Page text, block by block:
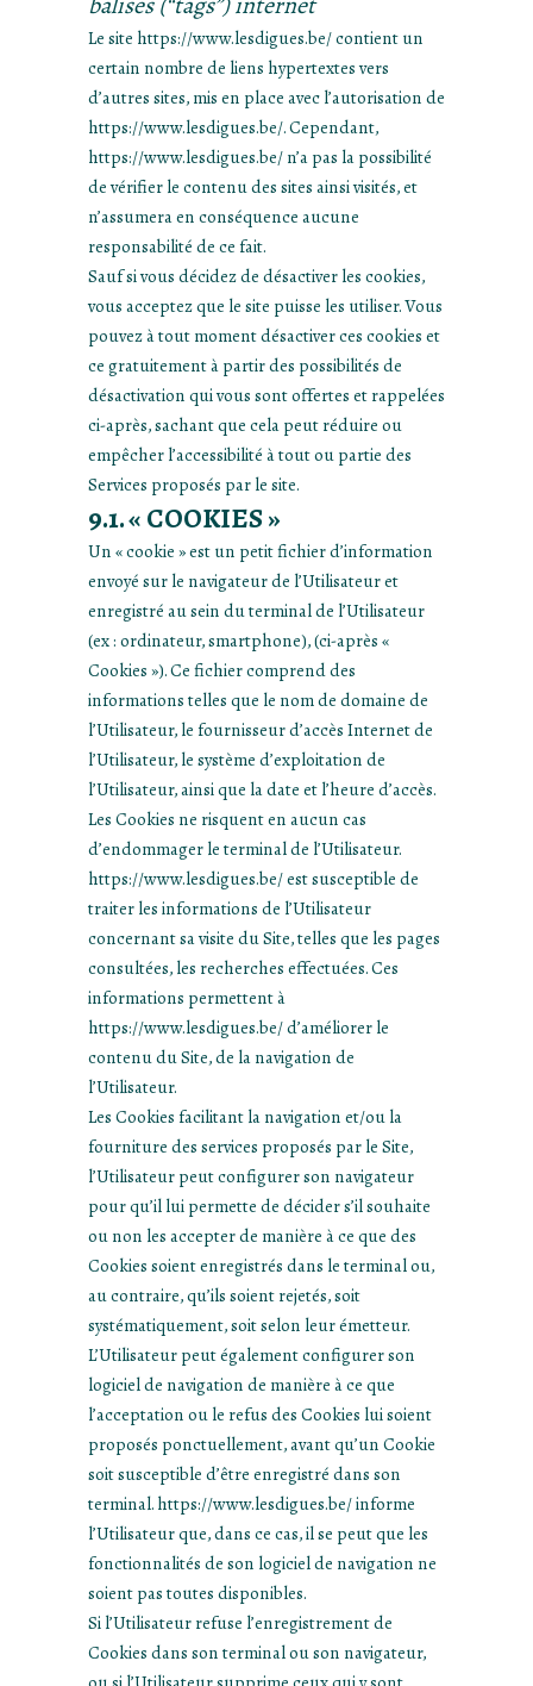
Le site https://www.lesdigues.be/ contient un
certain nombre de liens hypertextes vers
d’autres sites, mis en place avec l’autorisation de
https://www.lesdigues.be/. Cependant,
https://www.lesdigues.be/ n’a pas la possibilité
de vérifier le contenu des sites ainsi visités, et
n’assumera en conséquence aucune
responsabilité de ce fait.
Sauf si vous décidez de désactiver les cookies,
vous acceptez que le site puisse les utiliser. Vous
pouvez à tout moment désactiver ces cookies et
ce gratuitement à partir des possibilités de
désactivation qui vous sont offertes et rappelées
ci-après, sachant que cela peut réduire ou
empêcher l’accessibilité à tout ou partie des
Services proposés par le site.
9.1. « COOKIES »
Un « cookie » est un petit fichier d’information
envoyé sur le navigateur de l’Utilisateur et
enregistré au sein du terminal de l’Utilisateur
(ex : ordinateur, smartphone), (ci-après «
Cookies »). Ce fichier comprend des
informations telles que le nom de domaine de
l’Utilisateur, le fournisseur d’accès Internet de
l’Utilisateur, le système d’exploitation de
l’Utilisateur, ainsi que la date et l’heure d’accès.
Les Cookies ne risquent en aucun cas
d’endommager le terminal de l’Utilisateur.
https://www.lesdigues.be/ est susceptible de
traiter les informations de l’Utilisateur
concernant sa visite du Site, telles que les pages
consultées, les recherches effectuées. Ces
informations permettent à
https://www.lesdigues.be/ d’améliorer le
contenu du Site, de la navigation de
l’Utilisateur.
Les Cookies facilitant la navigation et/ou la
fourniture des services proposés par le Site,
l’Utilisateur peut configurer son navigateur
pour qu’il lui permette de décider s’il souhaite
ou non les accepter de manière à ce que des
Cookies soient enregistrés dans le terminal ou,
au contraire, qu’ils soient rejetés, soit
systématiquement, soit selon leur émetteur.
L’Utilisateur peut également configurer son
logiciel de navigation de manière à ce que
l’acceptation ou le refus des Cookies lui soient
proposés ponctuellement, avant qu’un Cookie
soit susceptible d’être enregistré dans son
terminal. https://www.lesdigues.be/ informe
l’Utilisateur que, dans ce cas, il se peut que les
fonctionnalités de son logiciel de navigation ne
soient pas toutes disponibles.
Si l’Utilisateur refuse l’enregistrement de
Cookies dans son terminal ou son navigateur,